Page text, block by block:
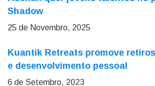
Shadow
25 de Novembro, 2025
Kuantik Retreats promove
e desenvolvimento pessoal
6 de Setembro, 2023